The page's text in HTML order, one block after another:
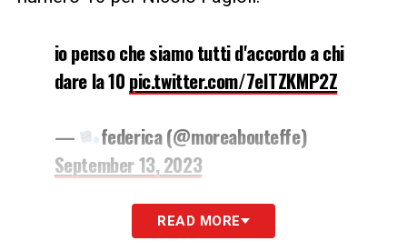
io penso che siamo tutti d'accordo a chi
dare la 10pic.twitter.com/7elTZKMP2Z
—
federica (@moreabouteffe)
September 13, 2023
Un’unica direzione: IL CALCIO
READ MORE